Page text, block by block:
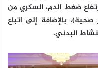
ضغط الدم، السكري من
صحية)، بالإضافة إلى اتباع
البدني.